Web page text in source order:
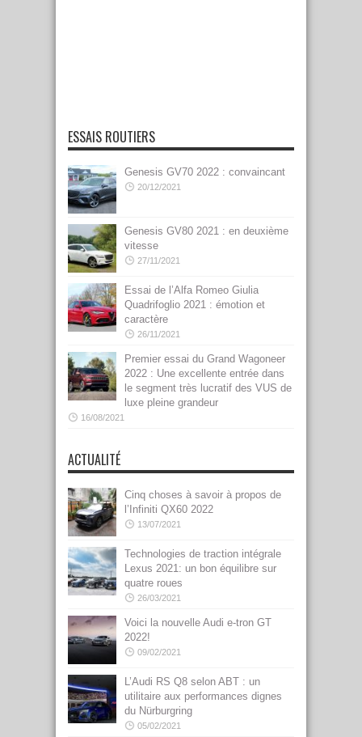
ESSAIS ROUTIERS
Genesis GV70 2022 : convaincant
20/12/2021
Genesis GV80 2021 : en deuxième
vitesse
27/11/2021
Essai de l’Alfa Romeo Giulia
Quadrifoglio 2021 : émotion et
caractère
26/11/2021
Premier essai du Grand Wagoneer
2022 : Une excellente entrée dans
le segment très lucratif des VUS de
luxe pleine grandeur
16/08/2021
ACTUALITÉ
Cinq choses à savoir à propos de
l’Infiniti QX60 2022
13/07/2021
Technologies de traction intégrale
Lexus 2021: un bon équilibre sur
quatre roues
26/03/2021
Voici la nouvelle Audi e-tron GT
2022!
09/02/2021
L’Audi RS Q8 selon ABT : un
utilitaire aux performances dignes
du Nürburgring
05/02/2021